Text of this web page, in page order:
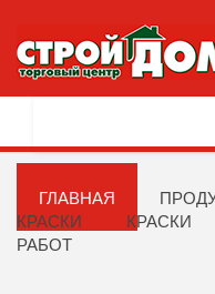
ГЛАВНАЯ
КРАСКИ
КРАСКИ
РАБОТ